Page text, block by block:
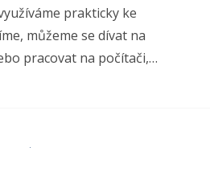
prakticky ke
můžeme se dívat na
pracovat na počítači,…